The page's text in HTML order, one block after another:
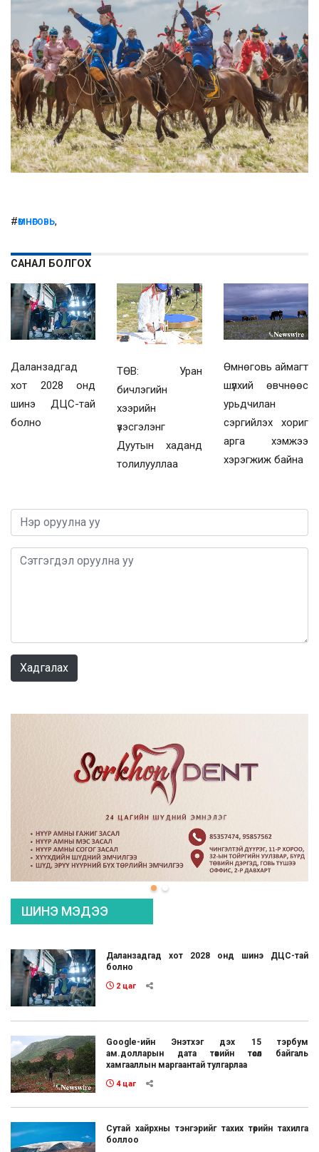
#ӨМНӨГОВЬ,
САНАЛ БОЛГОХ
Даланзадгад
хот 2028 онд
шинэ ДЦС-тай
болно
ТӨВ: Уран
бичлэгийн
хээрийн
үзэсгэлэнг
Дуутын хаданд
толилууллаа
Өмнөговь аймагт
шүлхий өвчнөөс
урьдчилан
сэргийлэх хориг
арга хэмжээ
хэрэгжиж байна
Хадгалах
ШИНЭ МЭДЭЭ
Даланзадгад хот 2028 онд шинэ ДЦС-тай
болно
2 цаг
Google-ийн Энэтхэг дэх 15 тэрбум
ам.долларын дата төвийн төсөл байгаль
хамгааллын маргаантай тулгарлаа
4 цаг
Сутай хайрхны тэнгэрийг тахих төрийн тахилга
боллоо